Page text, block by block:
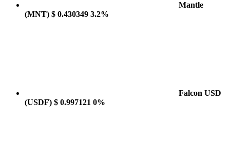
Mantle
(MNT) $ 0.430349 3.2%
Falcon USD
(USDF) $ 0.997121 0%